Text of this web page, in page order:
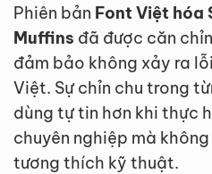
Phiên bản Font Việt hóa
Muffins đã được căn
đảm bảo không xảy ra
Việt. Sự chỉn chu trong
dùng tự tin hơn khi thực
chuyên nghiệp mà
tương thích kỹ thuật.